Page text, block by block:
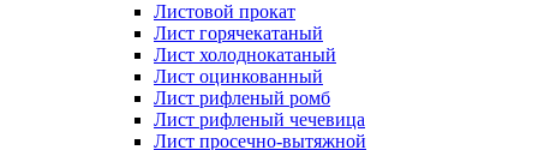
Листовой прокат
Лист горячекатаный
Лист холоднокатаный
Лист оцинкованный
Лист рифленый ромб
Лист рифленый чечевица
Лист просечно-вытяжной